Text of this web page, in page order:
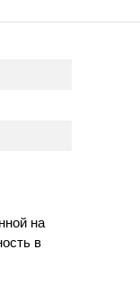
на
в